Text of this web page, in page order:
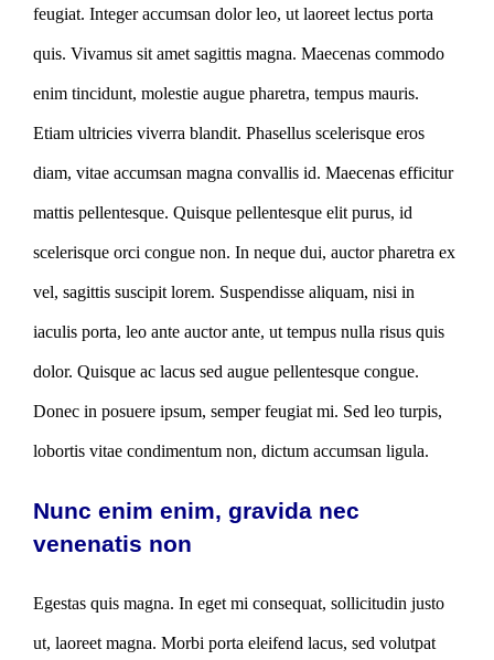
feugiat. Integer accumsan dolor leo, ut laoreet lectus porta
quis. Vivamus sit amet sagittis magna. Maecenas commodo
enim tincidunt, molestie augue pharetra, tempus mauris.
Etiam ultricies viverra blandit. Phasellus scelerisque eros
diam, vitae accumsan magna convallis id. Maecenas efficitur
mattis pellentesque. Quisque pellentesque elit purus, id
scelerisque orci congue non. In neque dui, auctor pharetra ex
vel, sagittis suscipit lorem. Suspendisse aliquam, nisi in
iaculis porta, leo ante auctor ante, ut tempus nulla risus quis
dolor. Quisque ac lacus sed augue pellentesque congue.
Donec in posuere ipsum, semper feugiat mi. Sed leo turpis,
lobortis vitae condimentum non, dictum accumsan ligula.
Nunc enim enim, gravida nec
venenatis non
Egestas quis magna. In eget mi consequat, sollicitudin justo
ut, laoreet magna. Morbi porta eleifend lacus, sed volutpat